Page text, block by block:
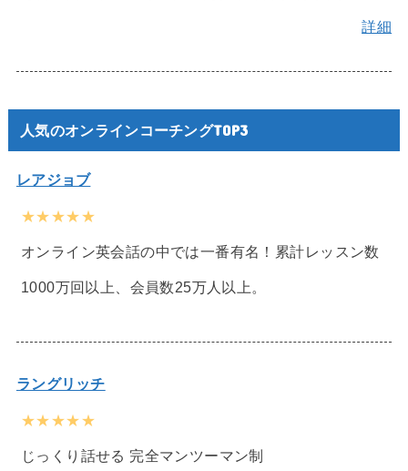
詳細
人気のオンラインコーチングTOP3
レアジョブ
★★★★★
オンライン英会話の中では一番有名！累計レッスン数
1000万回以上、会員数25万人以上。
ラングリッチ
★★★★★
じっくり話せる 完全マンツーマン制